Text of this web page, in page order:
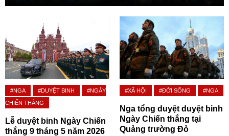
#NGA #DUYỆT BINH
#NGÀY
CHIẾN THẮNG
Lễ duyệt binh Ngày Chiến
thắng 9 tháng 5 năm 2026
#XÃ HỘI #ĐỜI SỐNG #NGA
Nga tổng duyệt duyệt binh
Ngày Chiến thắng tại
Quảng trường Đỏ